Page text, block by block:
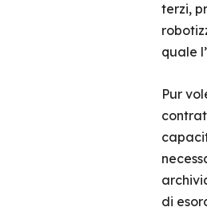
terzi,
quale
Pur
di